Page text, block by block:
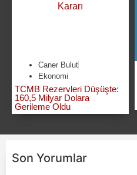
Caner Bulut
Ekonomi
TCMB Rezervleri Düşüşte:
160,5 Milyar Dolara
Gerileme Oldu
Son Yorumlar